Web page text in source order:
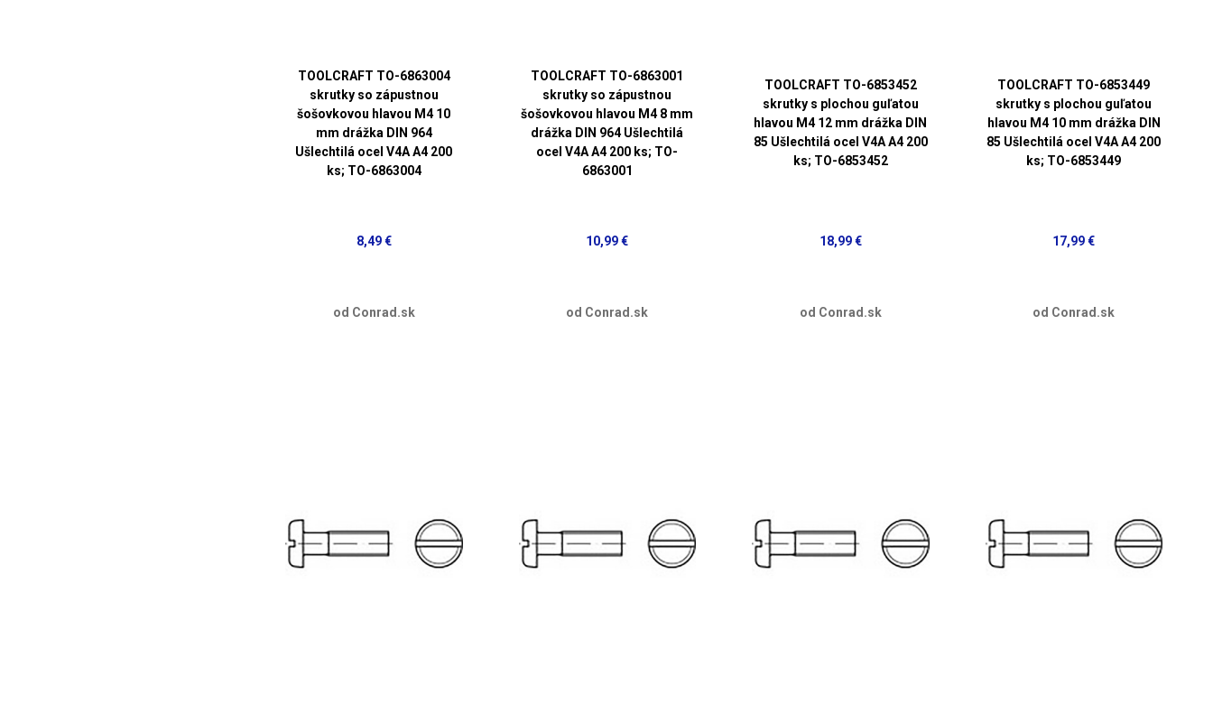
TOOLCRAFT TO-6863004
skrutky so zápustnou
šošovkovou hlavou M4 10
mm drážka DIN 964
Ušlechtilá ocel V4A A4 200
ks; TO-6863004
8,49 €
od Conrad.sk
TOOLCRAFT TO-6863001
skrutky so zápustnou
šošovkovou hlavou M4 8 mm
drážka DIN 964 Ušlechtilá
ocel V4A A4 200 ks; TO-
6863001
10,99 €
od Conrad.sk
TOOLCRAFT TO-6853452
skrutky s plochou guľatou
hlavou M4 12 mm drážka DIN
85 Ušlechtilá ocel V4A A4 200
ks; TO-6853452
18,99 €
od Conrad.sk
TOOLCRAFT TO-6853449
skrutky s plochou guľatou
hlavou M4 10 mm drážka DIN
85 Ušlechtilá ocel V4A A4 200
ks; TO-6853449
17,99 €
od Conrad.sk